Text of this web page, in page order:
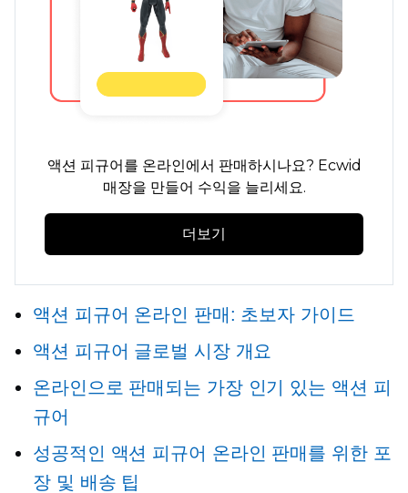
액션 피규어를 온라인에서 판매하시나요? Ecwid
매장을 만들어 수익을 늘리세요.
더보기
액션 피규어 온라인 판매: 초보자 가이드
액션 피규어 글로벌 시장 개요
온라인으로 판매되는 가장 인기 있는 액션 피
규어
성공적인 액션 피규어 온라인 판매를 위한 포
장 및 배송 팁